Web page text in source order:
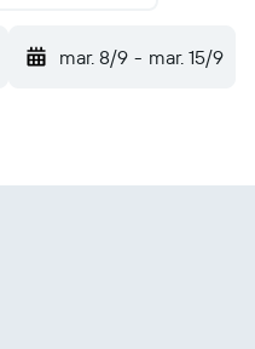
mar. 8/9 - mar. 15/9